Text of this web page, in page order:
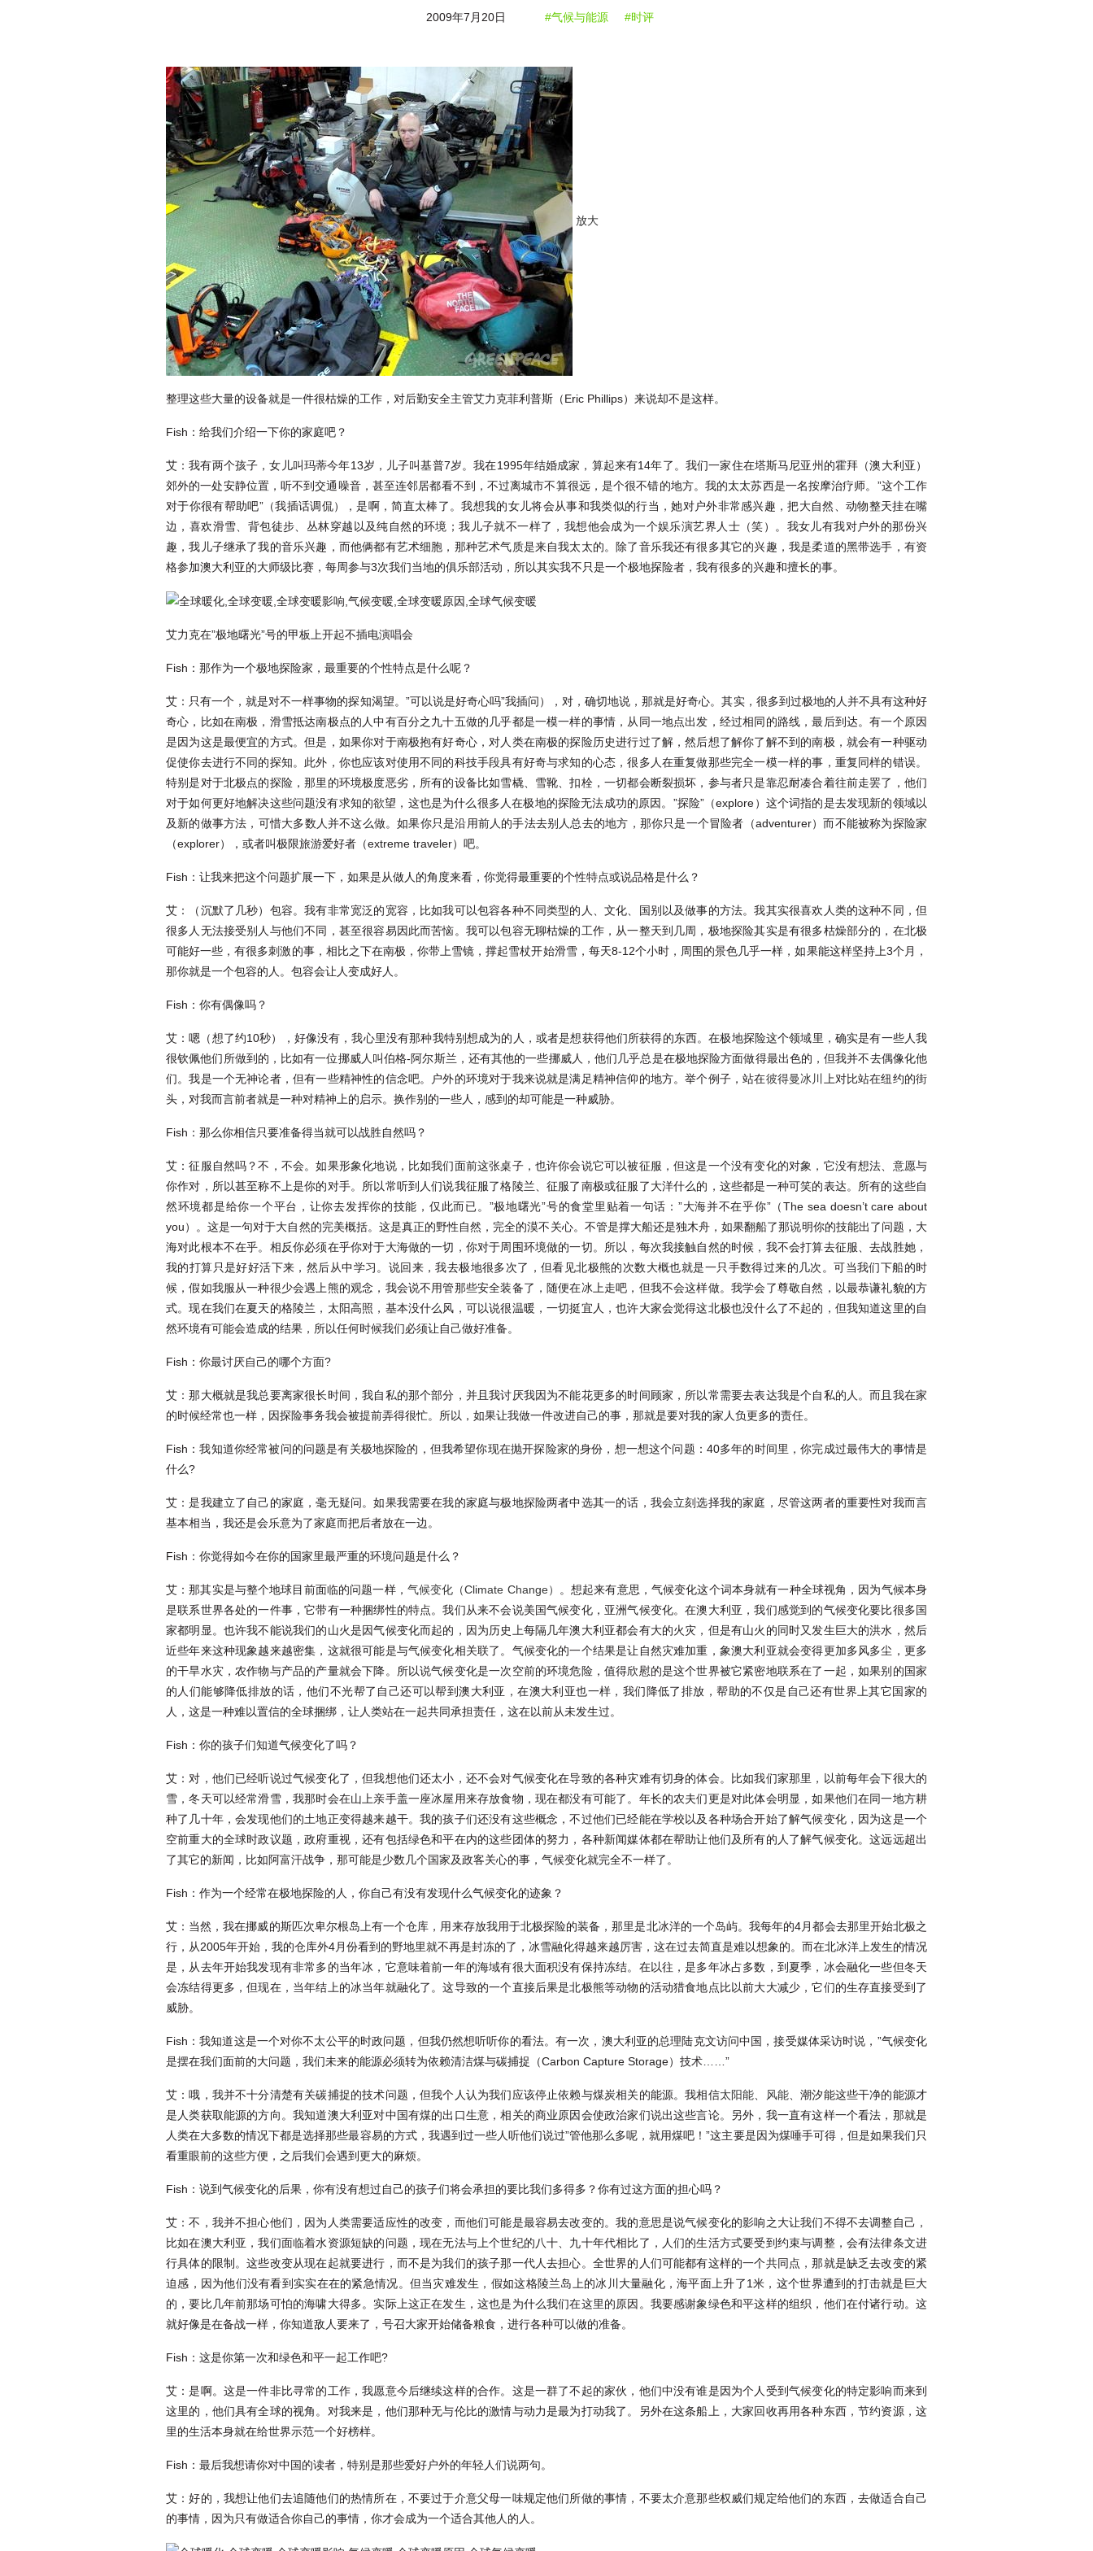
2009年7月20日 #气候与能源 #时评
放大
整理这些大量的设备就是一件很枯燥的工作，对后勤安全主管艾力克菲利普斯（Eric Phillips）来说却不是这样。
Fish：给我们介绍一下你的家庭吧？
艾：我有两个孩子，女儿叫玛蒂今年13岁，儿子叫基普7岁。我在1995年结婚成家，算起来有14年了。我们一家住在塔斯马尼亚州的霍拜（澳大利亚）
郊外的一处安静位置，听不到交通噪音，甚至连邻居都看不到，不过离城市不算很远，是个很不错的地方。我的太太苏西是一名按摩治疗师。”这个工作
对于你很有帮助吧”（我插话调侃），是啊，简直太棒了。我想我的女儿将会从事和我类似的行当，她对户外非常感兴趣，把大自然、动物整天挂在嘴
边，喜欢滑雪、背包徒步、丛林穿越以及纯自然的环境；我儿子就不一样了，我想他会成为一个娱乐演艺界人士（笑）。我女儿有我对户外的那份兴
趣，我儿子继承了我的音乐兴趣，而他俩都有艺术细胞，那种艺术气质是来自我太太的。除了音乐我还有很多其它的兴趣，我是柔道的黑带选手，有资
格参加澳大利亚的大师级比赛，每周参与3次我们当地的俱乐部活动，所以其实我不只是一个极地探险者，我有很多的兴趣和擅长的事。
艾力克在”极地曙光”号的甲板上开起不插电演唱会
Fish：那作为一个极地探险家，最重要的个性特点是什么呢？
艾：只有一个，就是对不一样事物的探知渴望。”可以说是好奇心吗”我插问），对，确切地说，那就是好奇心。其实，很多到过极地的人并不具有这种好
奇心，比如在南极，滑雪抵达南极点的人中有百分之九十五做的几乎都是一模一样的事情，从同一地点出发，经过相同的路线，最后到达。有一个原因
是因为这是最便宜的方式。但是，如果你对于南极抱有好奇心，对人类在南极的探险历史进行过了解，然后想了解你了解不到的南极，就会有一种驱动
促使你去进行不同的探知。此外，你也应该对使用不同的科技手段具有好奇与求知的心态，很多人在重复做那些完全一模一样的事，重复同样的错误。
特别是对于北极点的探险，那里的环境极度恶劣，所有的设备比如雪橇、雪靴、扣栓，一切都会断裂损坏，参与者只是靠忍耐凑合着往前走罢了，他们
对于如何更好地解决这些问题没有求知的欲望，这也是为什么很多人在极地的探险无法成功的原因。”探险”（explore）这个词指的是去发现新的领域以
及新的做事方法，可惜大多数人并不这么做。如果你只是沿用前人的手法去别人总去的地方，那你只是一个冒险者（adventurer）而不能被称为探险家
（explorer），或者叫极限旅游爱好者（extreme traveler）吧。
Fish：让我来把这个问题扩展一下，如果是从做人的角度来看，你觉得最重要的个性特点或说品格是什么？
艾：（沉默了几秒）包容。我有非常宽泛的宽容，比如我可以包容各种不同类型的人、文化、国别以及做事的方法。我其实很喜欢人类的这种不同，但
很多人无法接受别人与他们不同，甚至很容易因此而苦恼。我可以包容无聊枯燥的工作，从一整天到几周，极地探险其实是有很多枯燥部分的，在北极
可能好一些，有很多刺激的事，相比之下在南极，你带上雪镜，撑起雪杖开始滑雪，每天8-12个小时，周围的景色几乎一样，如果能这样坚持上3个月，
那你就是一个包容的人。包容会让人变成好人。
Fish：你有偶像吗？
艾：嗯（想了约10秒），好像没有，我心里没有那种我特别想成为的人，或者是想获得他们所获得的东西。在极地探险这个领域里，确实是有一些人我
很钦佩他们所做到的，比如有一位挪威人叫伯格-阿尔斯兰，还有其他的一些挪威人，他们几乎总是在极地探险方面做得最出色的，但我并不去偶像化他
们。我是一个无神论者，但有一些精神性的信念吧。户外的环境对于我来说就是满足精神信仰的地方。举个例子，站在彼得曼冰川
上对比站在纽约的街
头，对我而言前者就是一种对精神上的启示。换作别的一些人，感到的却可能是一种威胁。
Fish：那么你相信只要准备得当就可以战胜自然吗？
艾：征服自然吗？不，不会。如果形象化地说，比如我们面前这张桌子，也许你会说它可以被征服，但这是一个没有变化的对象，它没有想法、意愿与
你作对，所以甚至称不上是你的对手。所以常听到人们说我征服了格陵兰、征服了南极或征服了大洋什么的，这些都是一种可笑的表达。所有的这些自
然环境都是给你一个平台，让你去发挥你的技能，仅此而已。”极地曙光”号的食堂里贴着一句话：”大海并不在乎你”（The sea doesn’t care about
you）。这是一句对于大自然的完美概括。这是真正的野性自然，完全的漠不关心。不管是撑大船还是独木舟，如果翻船了那说明你的技能出了问题，大
海对此根本不在乎。相反你必须在乎你对于大海做的一切，你对于周围环境做的一切。所以，每次我接触自然的时候，我不会打算去征服、去战胜她，
我的打算只是好好活下来，然后从中学习。说回来，我去极地很多次了，但看见北极熊的次数大概也就是一只手数得过来的几次。可当我们下船的时
候，假如我服从一种很少会遇上熊的观念，我会说不用管那些安全装备了，随便在冰上走吧，但我不会这样做。我学会了尊敬自然，以最恭谦礼貌的方
式。现在我们在夏天的格陵兰，太阳高照，基本没什么风，可以说很温暖，一切挺宜人，也许大家会觉得这北极也没什么了不起的，但我知道这里的自
然环境有可能会造成的结果，所以任何时候我们必须让自己做好准备。
Fish：你最讨厌自己的哪个方面?
艾：那大概就是我总要离家很长时间，我自私的那个部分，并且我讨厌我因为不能花更多的时间顾家，所以常需要去表达我是个自私的人。而且我在家
的时候经常也一样，因探险事务我会被提前弄得很忙。所以，如果让我做一件改进自己的事，那就是要对我的家人负更多的责任。
Fish：我知道你经常被问的问题是有关极地探险的，但我希望你现在抛开探险家的身份，想一想这个问题：40多年的时间里，你完成过最伟大的事情是
什么?
艾：是我建立了自己的家庭，毫无疑问。如果我需要在我的家庭与极地探险两者中选其一的话，我会立刻选择我的家庭，尽管这两者的重要性对我而言
基本相当，我还是会乐意为了家庭而把后者放在一边。
Fish：你觉得如今在你的国家里最严重的环境问题是什么？
艾：那其实是与整个地球目前面临的问题一样， 气候变化（Climate Change）
。想起来有意思，气候变化这个词本身就有一种全球视角，因为气候本身
是联系世界各处的一件事，它带有一种捆绑性的特点。我们从来不会说美国气候变化，亚洲气候变化。在澳大利亚，我们感觉到的气候变化要比很多国
家都明显。也许我不能说我们的山火是因气候变化而起的，因为历史上每隔几年澳大利亚都会有大的火灾，但是有山火的同时又发生巨大的洪水，然后
近些年来这种现象越来越密集，这就很可能是与气候变化相关联了。气候变化的一个结果是让自然灾难加重，象澳大利亚就会变得更加多风多尘，更多
的干旱水灾，农作物与产品的产量就会下降。所以说气候变化是一次空前的环境危险，值得欣慰的是这个世界被它紧密地联系在了一起，如果别的国家
的人们能够降低排放的话，他们不光帮了自己还可以帮到澳大利亚，在澳大利亚也一样，我们降低了排放，帮助的不仅是自己还有世界上其它国家的
人，这是一种难以置信的全球捆绑，让人类站在一起共同承担责任，这在以前从未发生过。
Fish：你的孩子们知道气候变化了吗？
艾：对，他们已经听说过气候变化了，但我想他们还太小，还不会对气候变化在导致的各种灾难有切身的体会。比如我们家那里，以前每年会下很大的
雪，冬天可以经常滑雪，我那时会在山上亲手盖一座冰屋用来存放食物，现在都没有可能了。年长的农夫们更是对此体会明显，如果他们在同一地方耕
种了几十年，会发现他们的土地正变得越来越干。我的孩子们还没有这些概念，不过他们已经能在学校以及各种场合开始了解气候变化，因为这是一个
空前重大的全球时政议题，政府重视，还有包括绿色和平在内的这些团体的努力，各种新闻媒体都在帮助让他们及所有的人了解气候变化。这远远超出
了其它的新闻，比如阿富汗战争，那可能是少数几个国家及政客关心的事，气候变化就完全不一样了。
Fish：作为一个经常在极地探险的人，你自己有没有发现什么气候变化的迹象？
艾：当然，我在挪威的斯匹次卑尔根岛上有一个仓库，用来存放我用于北极探险的装备，那里是北冰洋的一个岛屿。我每年的4月都会去那里开始北极之
行，从2005年开始，我的仓库外4月份看到的野地里就不再是封冻的了，冰雪融化得越来越厉害，这在过去简直是难以想象的。而在北冰洋上发生的情况
是，从去年开始我发现有非常多的当年冰，它意味着前一年的海域有很大面积没有保持冻结。在以往，是多年冰占多数，到夏季，冰会融化一些但冬天
会冻结得更多，但现在，当年结上的冰当年就融化了。这导致的一个直接后果是北极熊等动物的活动猎食地点比以前大大减少，它们的生存直接受到了
威胁。
Fish：我知道这是一个对你不太公平的时政问题，但我仍然想听听你的看法。有一次，澳大利亚的总理陆克文访问中国，接受媒体采访时说，”气候变化
是摆在我们面前的大问题，我们未来的能源必须转为依赖清洁煤与碳捕捉（Carbon Capture Storage）技术……”
艾：哦，我并不十分清楚有关碳捕捉的技术问题，但我个人认为我们应该停止依赖与煤炭相关的能源。我相信太阳能 风能 、潮汐能这些干净的能源才
是人类获取能源的方向。我知道澳大利亚对中国有煤的出口生意，相关的商业原因会使政治家们说出这些言论。另外，我一直有这样一个看法，那就是
人类在大多数的情况下都是选择那些最容易的方式，我遇到过一些人听他们说过”管他那么多呢，就用煤吧！”这主要是因为煤唾手可得，但是如果我们只
看重眼前的这些方便，之后我们会遇到更大的麻烦。
Fish：说到气候变化的后果，你有没有想过自己的孩子们将会承担的要比我们多得多？你有过这方面的担心吗？
艾：不，我并不担心他们，因为人类需要适应性的改变，而他们可能是最容易去改变的。我的意思是说气候变化的影响之大让我们不得不去调整自己，
比如在澳大利亚，我们面临着水资源短缺的问题，现在无法与上个世纪的八十、九十年代相比了，人们的生活方式要受到约束与调整，会有法律条文进
行具体的限制。这些改变从现在起就要进行，而不是为我们的孩子那一代人去担心。全世界的人们可能都有这样的一个共同点，那就是缺乏去改变的紧
迫感，因为他们没有看到实实在在的紧急情况。但当灾难发生，假如这格陵兰岛上的冰川大量融化，海平面上升了1米，这个世界遭到的打击就是巨大
的，要比几年前那场可怕的海啸大得多。实际上这正在发生，这也是为什么我们在这里的原因。我要感谢象绿色和平这样的组织，他们在付诸行动。这
就好像是在备战一样，你知道敌人要来了，号召大家开始储备粮食，进行各种可以做的准备。
Fish：这是你第一次和绿色和平一起工作吧?
艾：是啊。这是一件非比寻常的工作，我愿意今后继续这样的合作。这是一群了不起的家伙，他们中没有谁是因为个人受到气候变化的特定影响而来到
这里的，他们具有全球的视角。对我来是，他们那种无与伦比的激情与动力是最为打动我了。另外在这条船上，大家回收再用各种东西，节约资源，这
里的生活本身就在给世界示范一个好榜样。
Fish：最后我想请你对中国的读者，特别是那些爱好户外的年轻人们说两句。
艾：好的，我想让他们去追随他们的热情所在，不要过于介意父母一味规定他们所做的事情，不要太介意那些权威们规定给他们的东西，去做适合自己
的事情，因为只有做适合你自己的事情，你才会成为一个适合其他人的人。